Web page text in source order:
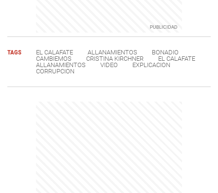
TAGS EL CALAFATE ALLANAMIENTOS
BONADIO
CAMBIEMOS
CRISTINA KIRCHNER
EL CALAFATE
ALLANAMIENTOS
VIDEO
EXPLICACION
CORRUPCION